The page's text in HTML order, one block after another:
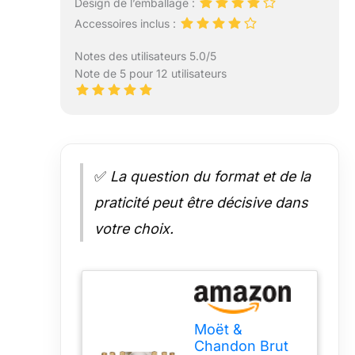
Accessoires inclus :
Notes des utilisateurs 5.0/5
Note de 5 pour 12 utilisateurs
✅ La question du format et de la
praticité peut être décisive dans
votre choix.
Moët &
Chandon Brut